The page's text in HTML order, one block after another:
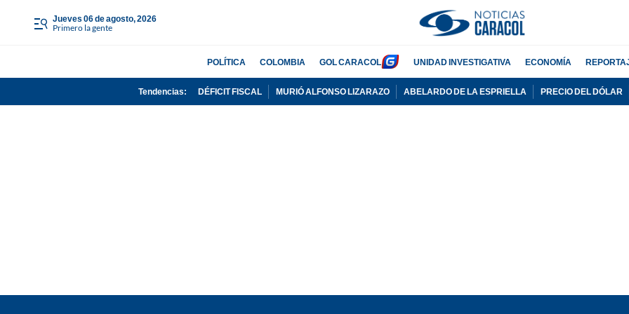
jueves 06 de agosto, 2026
Primero la gente
POLÍTICA COLOMBIA GOL CARACOL UNIDAD INVESTIGATIVA ECONOMÍA
Tendencias: DÉFICIT FISCAL MURIÓ ALFONSO LIZARAZO ABELARDO DE LA ESPRIELLA PRECIO DEL DÓLAR